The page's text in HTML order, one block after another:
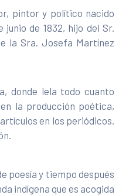
pintor y político nacido
de 1832, hijo del Sr.
la Sra. Josefa Martínez
donde lela todo cuanto
la producción poética,
en los periódicos,
poesía y tiempo después
indígena que es acogida